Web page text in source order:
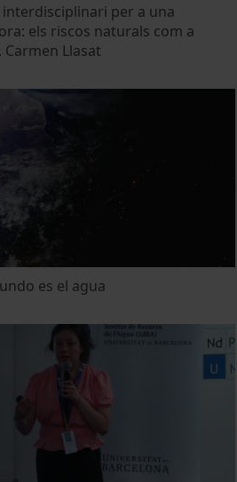
per a una
els riscos naturals com a
Llasat
es el agua